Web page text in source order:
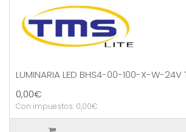
LUMINARIA LED BHS4-00-100-X-W-24V
0,00€
Con impuestos: 0,00€